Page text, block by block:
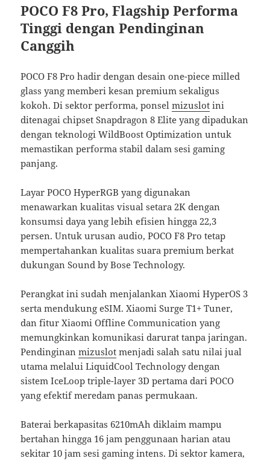
POCO F8 Pro, Flagship Performa
Tinggi dengan Pendinginan
Canggih
POCO F8 Pro hadir dengan desain one-piece milled
glass yang memberi kesan premium sekaligus
kokoh. Di sektor performa, ponselmizuslot ini
ditenagai chipset Snapdragon 8 Elite yang dipadukan
dengan teknologi WildBoost Optimization untuk
memastikan performa stabil dalam sesi gaming
panjang.
Layar POCO HyperRGB yang digunakan
menawarkan kualitas visual setara 2K dengan
konsumsi daya yang lebih efisien hingga 22,3
persen. Untuk urusan audio, POCO F8 Pro tetap
mempertahankan kualitas suara premium berkat
dukungan Sound by Bose Technology.
Perangkat ini sudah menjalankan Xiaomi HyperOS 3
serta mendukung eSIM. Xiaomi Surge T1+ Tuner,
dan fitur Xiaomi Offline Communication yang
memungkinkan komunikasi darurat tanpa jaringan.
Pendinginanmizuslot menjadi salah satu nilai jual
utama melalui LiquidCool Technology dengan
sistem IceLoop triple-layer 3D pertama dari POCO
yang efektif meredam panas permukaan.
Baterai berkapasitas 6210mAh diklaim mampu
bertahan hingga 16 jam penggunaan harian atau
sekitar 10 jam sesi gaming intens. Di sektor kamera,